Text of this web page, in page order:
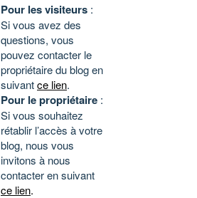
Pour les visiteurs :
Si vous avez des
questions, vous
pouvez contacter le
propriétaire du blog en
suivantce lien.
Pour le propriétaire :
Si vous souhaitez
rétablir l’accès à votre
blog, nous vous
invitons à nous
contacter en suivant
ce lien.